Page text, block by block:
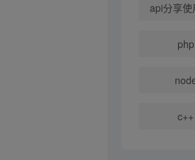
api分享使
php
c++